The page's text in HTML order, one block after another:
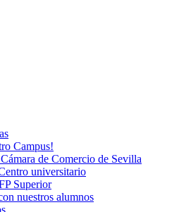
Campus!
de Comercio de Sevilla
universitario
Superior
nuestros alumnos